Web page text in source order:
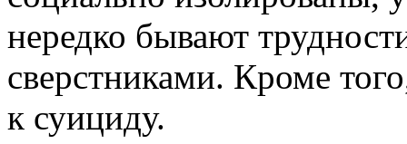
нередко бывают
сверстниками. Кроме
к суициду.